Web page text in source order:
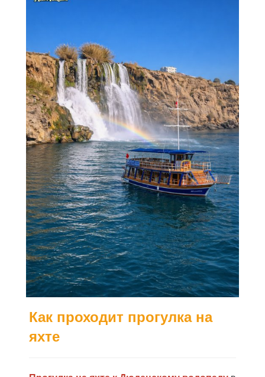
Как проходит прогулка на
яхте